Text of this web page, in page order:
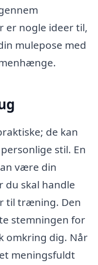
er nogle ideer til,
mulepose med
de kan
stil. En
være din
du skal handle
til træning. Den
stemningen for
omkring dig. Når
meningsfuldt